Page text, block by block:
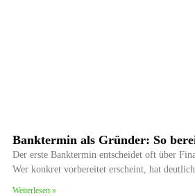
Banktermin als Gründer: So
Der erste Banktermin entscheidet oft über
Wer konkret vorbereitet erscheint, hat deutlich
Weiterlesen »